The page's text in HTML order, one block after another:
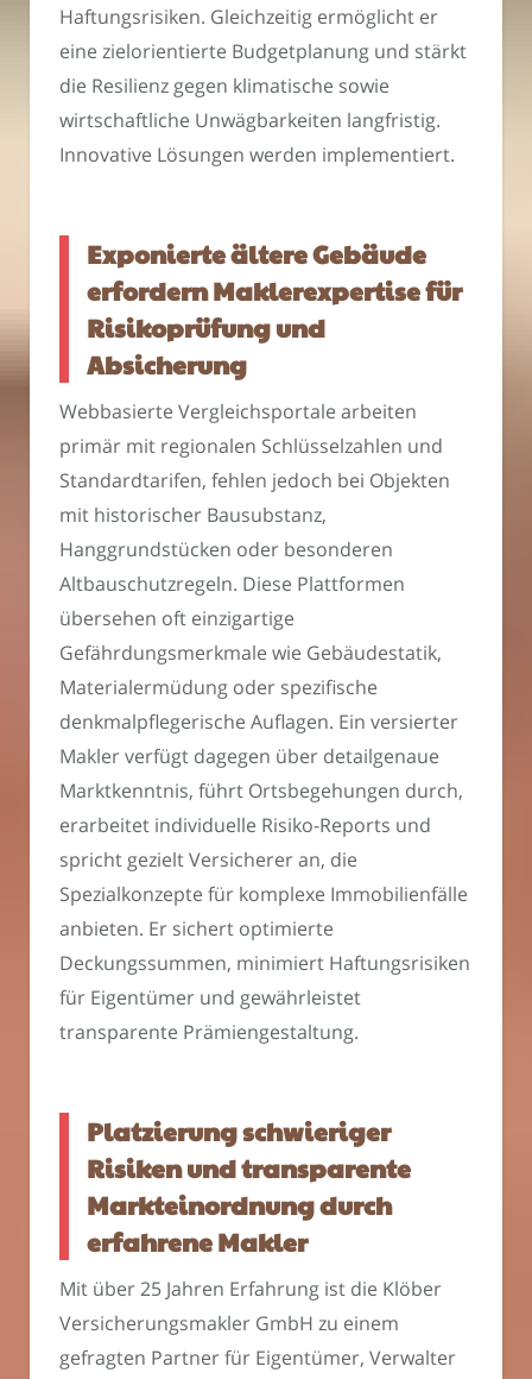
Haftungsrisiken. Gleichzeitig ermöglicht er
eine zielorientierte Budgetplanung und stärkt
die Resilienz gegen klimatische sowie
wirtschaftliche Unwägbarkeiten langfristig.
Innovative Lösungen werden implementiert.
Exponierte ältere Gebäude
erfordern Maklerexpertise für
Risikoprüfung und
Absicherung
Webbasierte Vergleichsportale arbeiten
primär mit regionalen Schlüsselzahlen und
Standardtarifen, fehlen jedoch bei Objekten
mit historischer Bausubstanz,
Hanggrundstücken oder besonderen
Altbauschutzregeln. Diese Plattformen
übersehen oft einzigartige
Gefährdungsmerkmale wie Gebäudestatik,
Materialermüdung oder spezifische
denkmalpflegerische Auflagen. Ein versierter
Makler verfügt dagegen über detailgenaue
Marktkenntnis, führt Ortsbegehungen durch,
erarbeitet individuelle Risiko-Reports und
spricht gezielt Versicherer an, die
Spezialkonzepte für komplexe Immobilienfälle
anbieten. Er sichert optimierte
Deckungssummen, minimiert Haftungsrisiken
für Eigentümer und gewährleistet
transparente Prämiengestaltung.
Platzierung schwieriger
Risiken und transparente
Markteinordnung durch
erfahrene Makler
Mit über 25 Jahren Erfahrung ist die Klöber
Versicherungsmakler GmbH zu einem
gefragten Partner für Eigentümer, Verwalter